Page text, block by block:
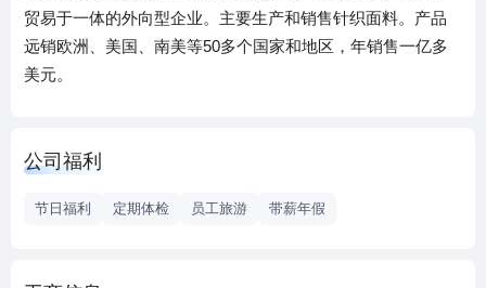
贸易于一体的外向型企业。主要生产和销售针织面料。产品
远销欧洲、美国、南美等50多个国家和地区，年销售一亿多
美元。
公司福利
节日福利 定期体检 员工旅游 带薪年假